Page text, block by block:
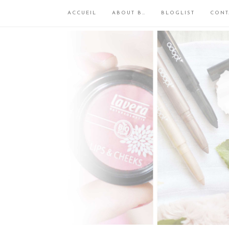
ACCUEIL ABOUT B… BLOGLIST